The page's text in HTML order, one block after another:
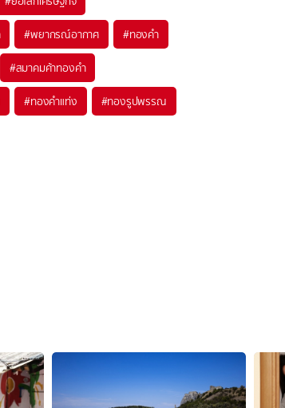
#พยากรณ์อากาศ #ทองคำ
#สมาคมค้าทองคำ
#ทองคำแท่ง #ทองรูปพรรณ